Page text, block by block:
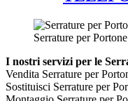
Serrature per Portone
I nostri servizi per le
Vendita Serrature per
Sostituisci Serrature per